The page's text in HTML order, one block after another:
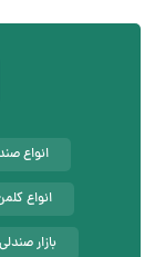
انواع
انواع
بازار